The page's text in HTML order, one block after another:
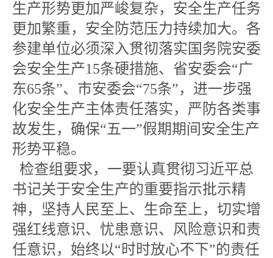
生产形势更加严峻复杂，安全生产任务
更加繁重，安全防范压力持续加大。各
参建单位必须深入贯彻落实国务院安委
会安全生产15条硬措施、省安委会“广
东65条”、市安委会“75条”，进一步强
化安全生产主体责任落实，严防各类事
故发生，确保“五一”假期期间安全生产
形势平稳。
检查组要求，一要认真贯彻习近平总
书记关于安全生产的重要指示批示精
神，坚持人民至上、生命至上，切实增
强红线意识、忧患意识、风险意识和责
任意识，始终以“时时放心不下”的责任